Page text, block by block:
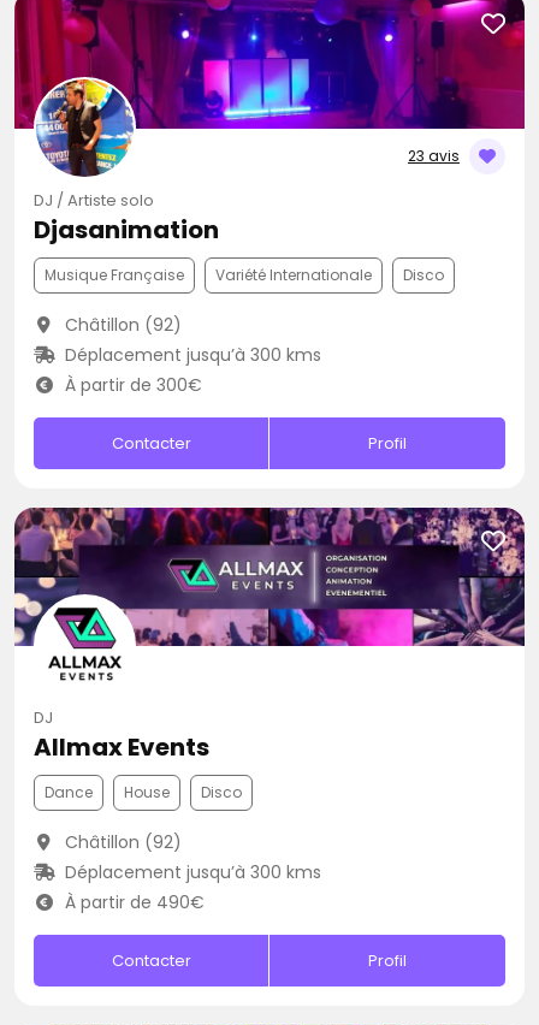
23 avis
DJ / Artiste solo
Djasanimation
Musique Française Variété Internationale Disco
Châtillon (92)
Déplacement jusqu’à 300 kms
À partir de 300€
Contacter Profil
DJ
Allmax Events
Dance House Disco
Châtillon (92)
Déplacement jusqu’à 300 kms
À partir de 490€
Contacter Profil